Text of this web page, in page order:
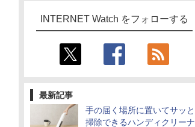
INTERNET Watch をフォローする
最新記事
手の届く場所に置いてサッと
掃除できるハンディクリーナ